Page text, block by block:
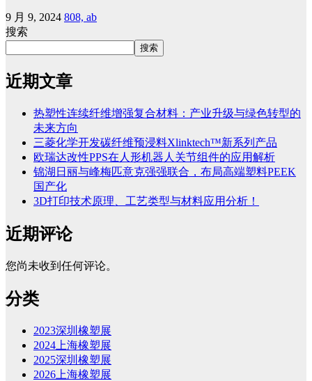
9 月 9, 2024 808, ab
搜索
搜索
近期文章
热塑性连续纤维增强复合材料：产业升级与绿色转型的
未来方向
三菱化学开发碳纤维预浸料Xlinktech™新系列产品
欧瑞达改性PPS在人形机器人关节组件的应用解析
锦湖日丽与峰梅匹意克强强联合，布局高端塑料PEEK
国产化
3D打印技术原理、工艺类型与材料应用分析！
近期评论
您尚未收到任何评论。
分类
2023深圳橡塑展
2024上海橡塑展
2025深圳橡塑展
2026上海橡塑展